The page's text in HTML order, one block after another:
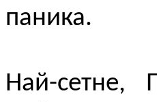
паника.
Най-сетне,